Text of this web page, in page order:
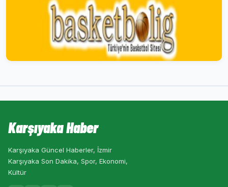
Karşıyaka Haber
Karşıyaka Güncel Haberler, İzmir
Karşıyaka Son Dakika, Spor, Ekonomi,
Kültür